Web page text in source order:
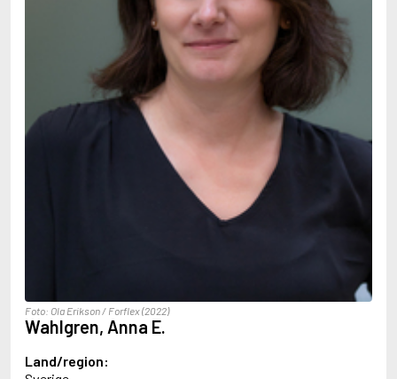
Abrahams, Peter (f. 1919)
Abrahams, Peter (f. 1947)
Abrahamson, Emmy
Abse, Dannie
Abu-Jaber, Diana
Abulhawa, Susan
Adamov, Arthur
Adams, Douglas
Adams, Herbert
Adams, Jane
Adams, Richard
Foto: Ola Erikson / Forflex (2022)
Wahlgren, Anna E.
Land/region: